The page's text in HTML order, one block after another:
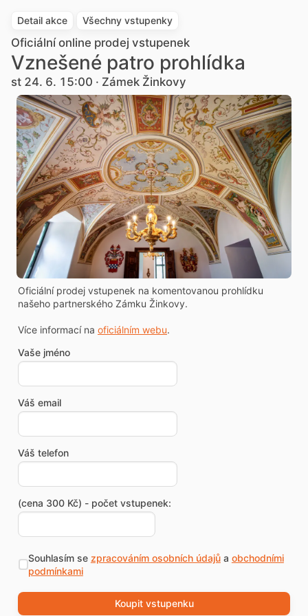
Detail akce Všechny vstupenky
Oficiální online prodej vstupenek
Vznešené patro prohlídka
st 24. 6. 15:00 · Zámek Žinkovy
Oficiální prodej vstupenek na komentovanou prohlídku
našeho partnerského Zámku Žinkovy.
Více informací na oficiálním webu.
Vaše jméno
Váš email
Váš telefon
(cena 300 Kč) - počet vstupenek:
Souhlasím se zpracováním osobních údajůa obchodními
podmínkami
Koupit vstupenku